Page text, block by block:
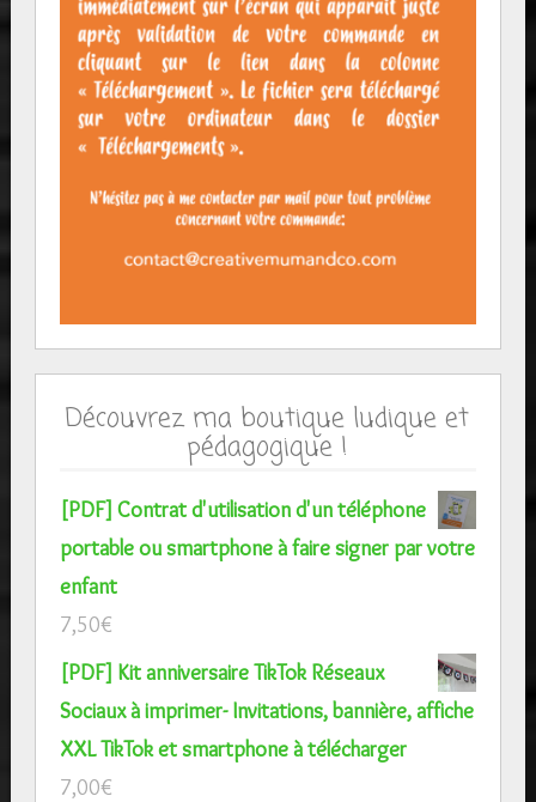
Découvrez ma boutique ludique et
pédagogique !
[PDF] Contrat d'utilisation d'un téléphone
portable ou smartphone à faire signer par votre
enfant
7,50€
[PDF] Kit anniversaire TikTok Réseaux
Sociaux à imprimer- Invitations, bannière, affiche
XXL TikTok et smartphone à télécharger
7,00€